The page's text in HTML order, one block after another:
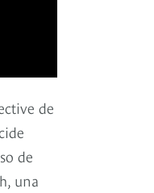
de
de
una